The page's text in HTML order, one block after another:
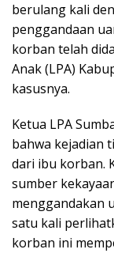
berulang kali
penggandaan
korban telah
Anak (LPA)
kasusnya.
Ketua LPA
bahwa kejadian
dari ibu korban.
sumber
menggandakan
satu kali
korban ini